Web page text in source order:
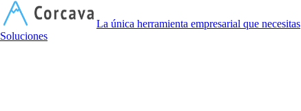
La única herramienta empresarial que necesitas
Soluciones